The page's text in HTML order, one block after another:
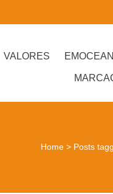
VALORES
Home > Posts